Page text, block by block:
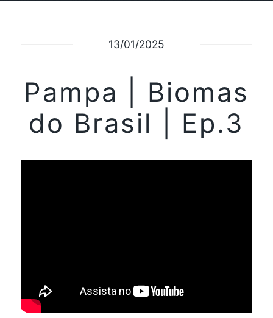
13/01/2025
Pampa | Biomas
do Brasil | Ep.3